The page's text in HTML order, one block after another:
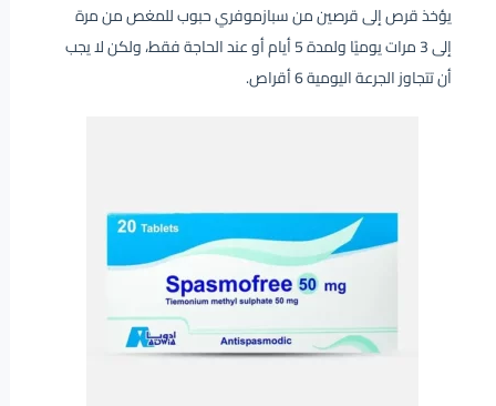
يؤخذ قرص إلى قرصين من سبازموفري حبوب للمغص من مرة
إلى 3 مرات يوميًا ولمدة 5 أيام أو عند الحاجة فقط، ولكن لا يجب
أن تتجاوز الجرعة اليومية 6 أقراص.